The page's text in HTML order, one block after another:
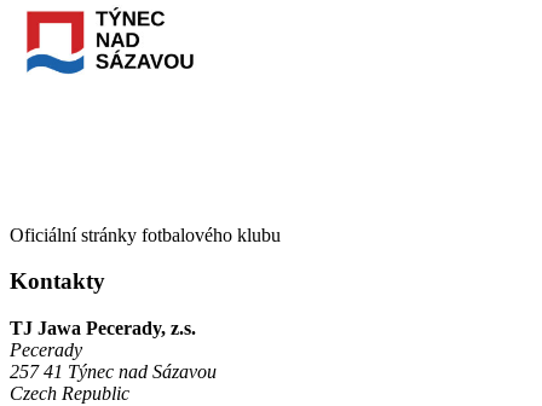
Oficiální stránky fotbalového klubu
Kontakty
TJ Jawa Pecerady, z.s.
Pecerady
257 41 Týnec nad Sázavou
Czech Republic